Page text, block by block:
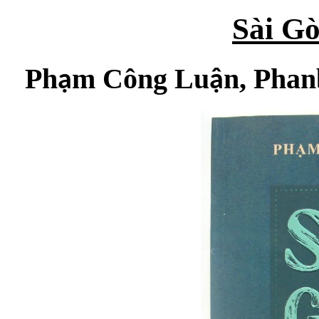
Sài
Phạm Công Luận,